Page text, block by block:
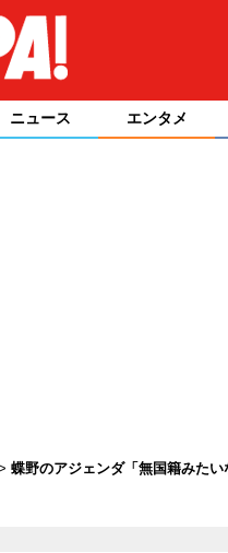
ニュース エンタメ
蝶野のアジェンダ「無国籍みた